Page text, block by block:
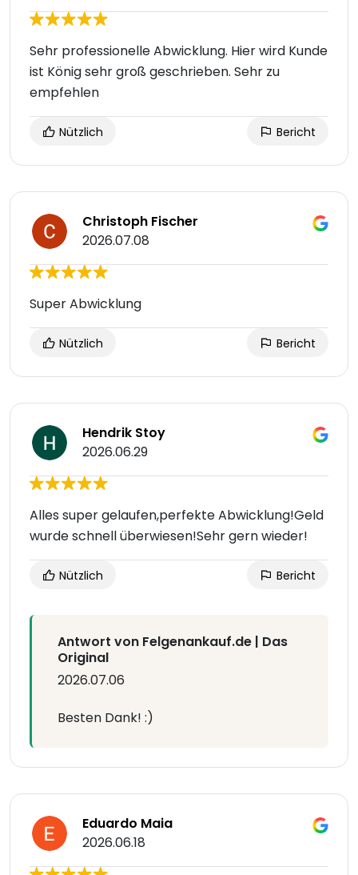
Sehr professionelle Abwicklung. Hier wird Kunde
ist König sehr groß geschrieben. Sehr zu
empfehlen
Nützlich Bericht
Christoph Fischer
2026.07.08
Super Abwicklung
Nützlich Bericht
Hendrik Stoy
2026.06.29
Alles super gelaufen,perfekte Abwicklung!Geld
wurde schnell überwiesen!Sehr gern wieder!
Nützlich Bericht
Antwort von Felgenankauf.de | Das
Original
2026.07.06
Besten Dank! :)
Eduardo Maia
2026.06.18